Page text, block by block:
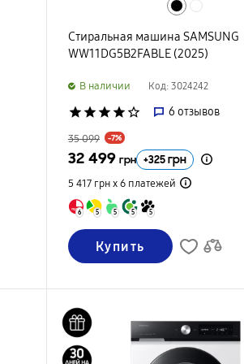
Стиральная машина SAMSUNG
WW11DG5B2FABLE (2025)
B наличии Код: 3024242
star star star star star_border 6 отзывов
35 099 -7%
32 499 грн +325грн
5 417 грн х 6 платежей
6 5 5 5 5
Купить